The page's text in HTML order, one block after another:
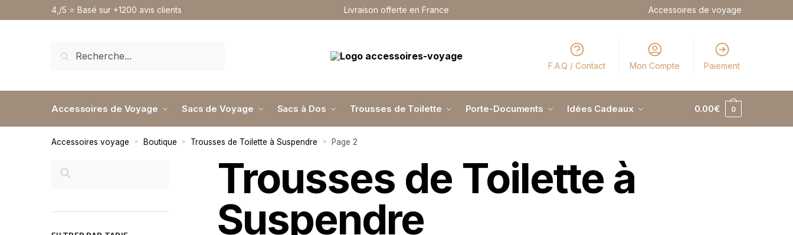
4,/5 ⭐️ Basé sur +1200 avis clients Livraison offerte en France Accessoires de voyage
F.A.Q / Contact Mon Compte Paiement
Accessoires de Voyage Sacs de Voyage Sacs à Dos Trousses de Toilette Porte-Documents Idées Cadeaux 0.00€ 0
Accessoires voyage » Boutique » Trousses de Toilette à Suspendre » Page 2
Trousses de Toilette à
Suspendre
RECHERCHER